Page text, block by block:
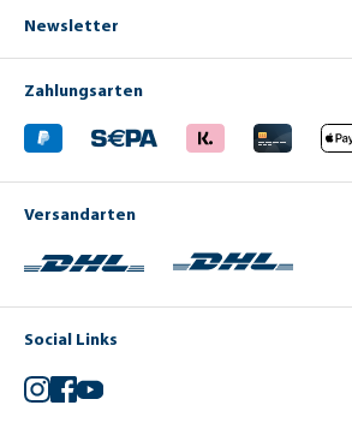
Newsletter
Zahlungsarten
Versandarten
Social Links
Instagram
Facebook
YouTube